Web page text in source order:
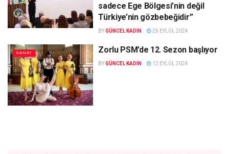
sadece Ege Bölgesi’nin değil
Türkiye’nin gözbebeğidir”
BYGÜNCEL KADIN 25 EYLÜL 2024
SANAT Zorlu PSM’de 12. Sezon başlıyor
BYGÜNCEL KADIN 12 EYLÜL 2024